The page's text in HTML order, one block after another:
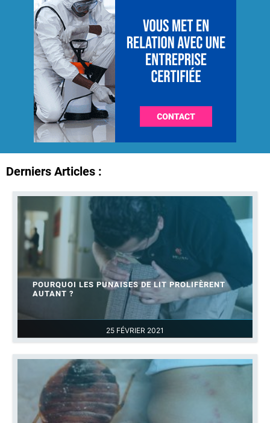
Derniers Articles :
25 FÉVRIER 2021
POURQUOI LES PUNAISES DE LIT PROLIFÈRENT
AUTANT ?